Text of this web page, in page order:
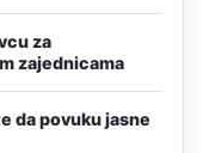
za
zajednicama
da povuku jasne